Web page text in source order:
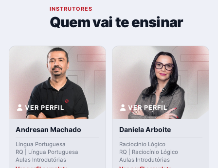
INSTRUTORES
Quem vai te ensinar
VER PERFIL
Andresan Machado
Língua Portuguesa
RQ | Língua Portuguesa
Aulas Introdutórias
VER PERFIL
Daniela Arboite
Raciocínio Lógico
RQ | Raciocínio Lógico
Aulas Introdutórias